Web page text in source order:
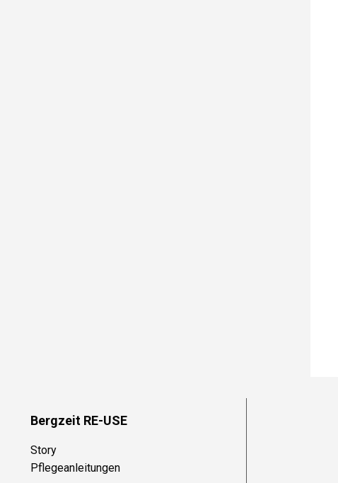
Bergzeit RE-USE
Story
Pflegeanleitungen